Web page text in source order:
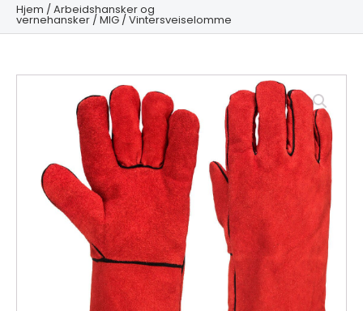
Hjem /Arbeidshansker og
vernehansker /MIG / Vintersveiselomme